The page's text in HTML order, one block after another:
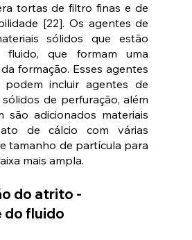
tortas de filtro finas e de
[22]. Os agentes de
sólidos que estão
fluido, que formam uma
formação. Esses agentes
incluir agentes de
de perfuração, além
são adicionados materiais
de cálcio com várias
tamanho de partícula para
mais ampla.
do atrito -
do fluido